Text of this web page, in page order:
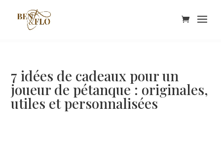
7 idées de cadeaux pour un
joueur de pétanque : originales,
utiles et personnalisées